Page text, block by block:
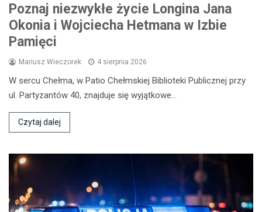
Poznaj niezwykłe życie Longina Jana
Okonia i Wojciecha Hetmana w Izbie
Pamięci
Mariusz Wieczorek 4 sierpnia 2026
W sercu Chełma, w Patio Chełmskiej Biblioteki Publicznej przy
ul. Partyzantów 40, znajduje się wyjątkowe…
Czytaj dalej